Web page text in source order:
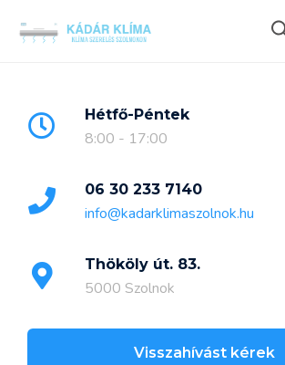
Hétfő-Péntek
8:00 - 17:00
06 30 233 7140
info@kadarklimaszolnok.hu
Thököly út. 83.
5000 Szolnok
Visszahívást kérek